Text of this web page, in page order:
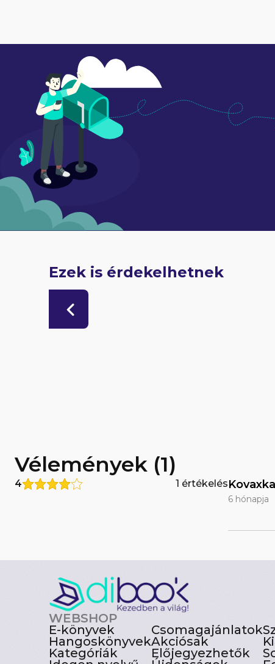
Ezek is érdekelhetnek
Vélemények (1)
4 1 értékelésKovaxka
6 hónapja
WEBSHOP
E-könyvek
Hangoskönyvek
Kategóriák
Csomagajánlatok
Akciósak
Előjegyezhetők